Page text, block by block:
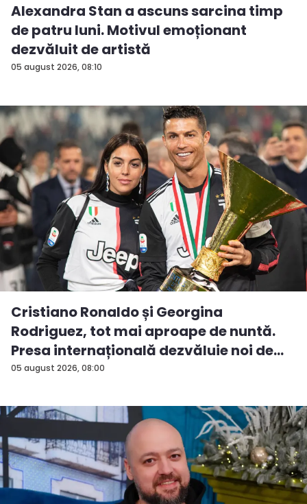
05 august 2026, 08:10
Alexandra Stan a ascuns sarcina timp
de patru luni. Motivul emoționant
dezvăluit de artistă
05 august 2026, 08:00
Cristiano Ronaldo și Georgina
Rodriguez, tot mai aproape de nuntă.
Presa internațională dezvăluie noi de...